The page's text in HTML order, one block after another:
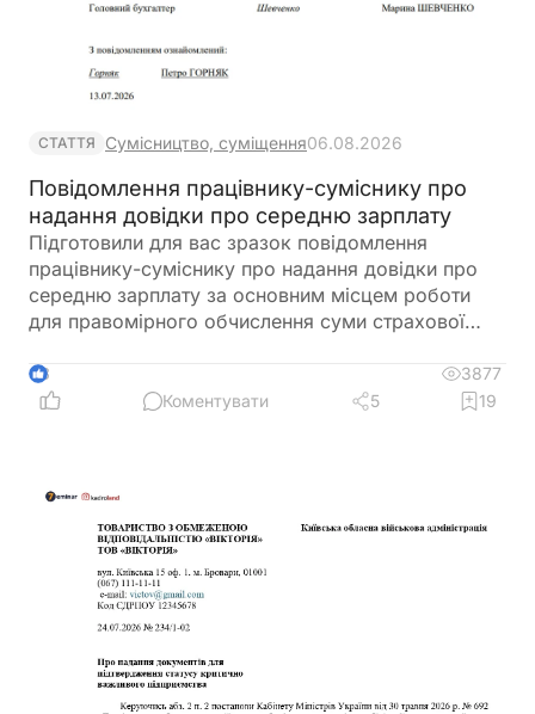
СТАТТЯ Сумісництво, суміщення06.08.2026
Повідомлення працівнику-суміснику про
надання довідки про середню зарплату
Підготовили для вас зразок повідомлення
працівнику-суміснику про надання довідки про
середню зарплату за основним місцем роботи
для правомірного обчислення суми страхової
непрацездатності
3
3877
Коментувати
5 19